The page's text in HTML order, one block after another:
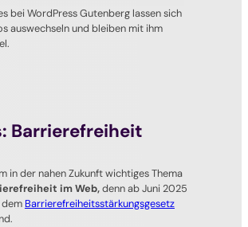
bei WordPress Gutenberg lassen sich
auswechseln und bleiben mit ihm
Barrierefreiheit
in der nahen Zukunft wichtiges Thema
im Web,denn ab Juni 2025
dem Barrierefreiheitsstärkungsgesetz